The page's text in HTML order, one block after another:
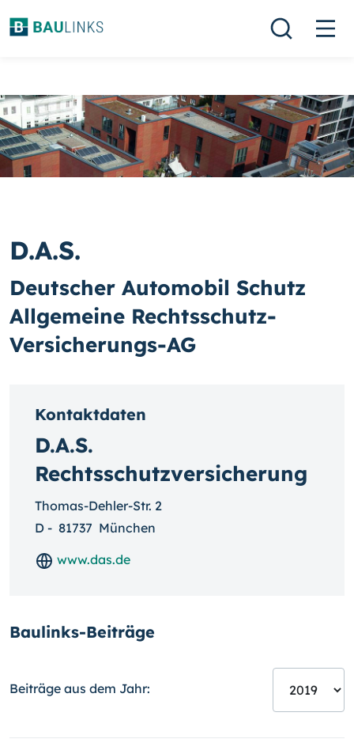
D.A.S.
Deutscher Automobil Schutz
Allgemeine Rechtsschutz-
Versicherungs-AG
Kontaktdaten
D.A.S.
Rechtsschutzversicherung
Thomas-Dehler-Str. 2
D - 81737 München
www.das.de
Baulinks-Beiträge
Beiträge aus dem Jahr: